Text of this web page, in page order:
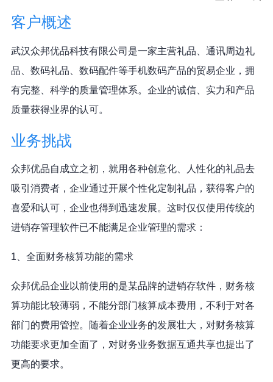
客户概述
武汉众邦优品科技有限公司是一家主营礼品、通讯周边礼
品、数码礼品、数码配件等手机数码产品的贸易企业，拥
有完整、科学的质量管理体系。企业的诚信、实力和产品
质量获得业界的认可。
业务挑战
众邦优品自成立之初，就用各种创意化、人性化的礼品去
吸引消费者，企业通过开展个性化定制礼品，获得客户的
喜爱和认可，企业也得到迅速发展。这时仅仅使用传统的
进销存管理软件已不能满足企业管理的需求：
1、全面财务核算功能的需求
众邦优品企业以前使用的是某品牌的进销存软件，财务核
算功能比较薄弱，不能分部门核算成本费用，不利于对各
部门的费用管控。随着企业业务的发展壮大，对财务核算
功能要求更加全面了，对财务业务数据互通共享也提出了
更高的要求。